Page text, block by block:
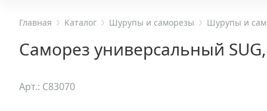
трех-
Главная Каталог Шурупы и саморезы Шурупы и
Саморез универсальный
Арт.: C83070